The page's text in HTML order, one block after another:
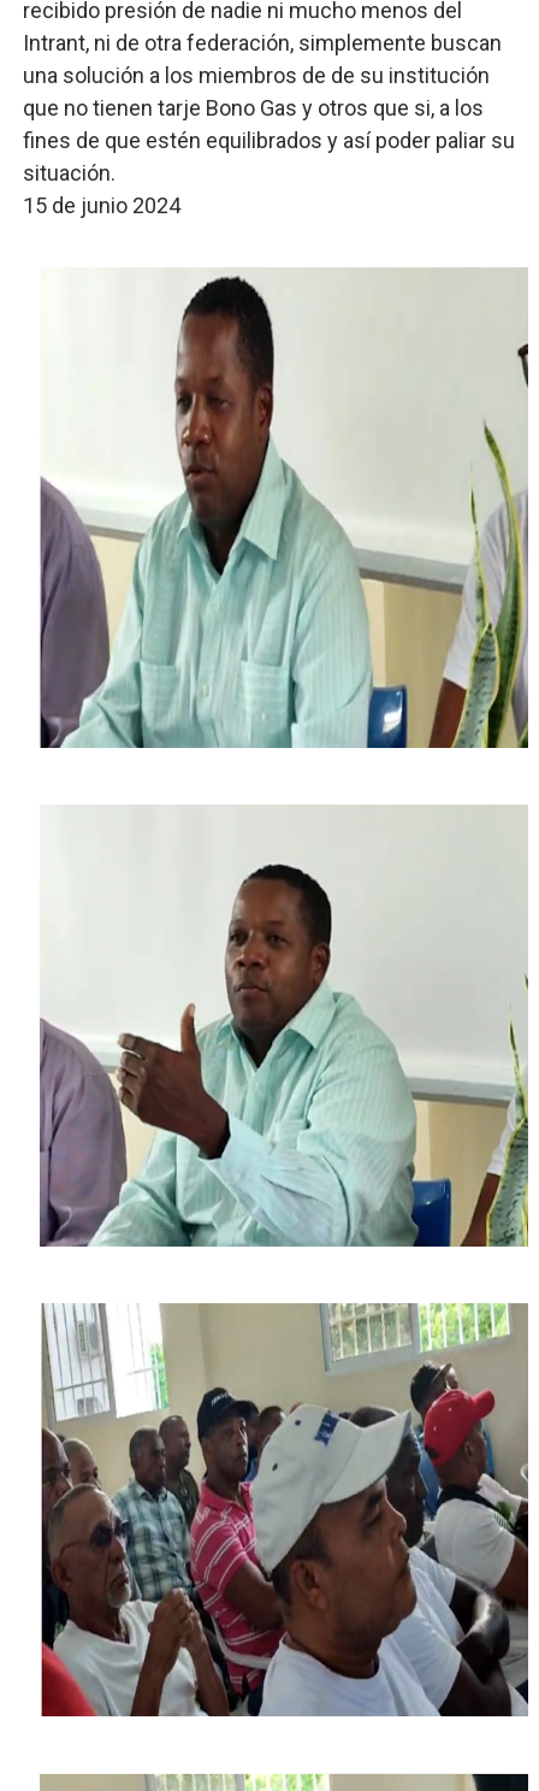
recibido presión de nadie ni mucho menos del
Intrant, ni de otra federación, simplemente buscan
una solución a los miembros de de su institución
que no tienen tarje Bono Gas y otros que si, a los
fines de que estén equilibrados y así poder paliar su
situación.
15 de junio 2024